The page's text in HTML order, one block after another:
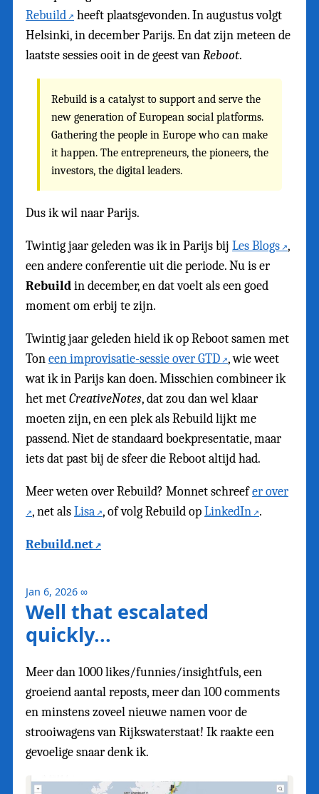
Rebuild
heeft plaatsgevonden. In augustus volgt
Helsinki, in december Parijs. En dat zijn meteen de
laatste sessies ooit in de geest vanReboot.
Rebuild is a catalyst to support and serve the
new generation of European social platforms.
Gathering the people in Europe who can make
it happen. The entrepreneurs, the pioneers, the
investors, the digital leaders.
Dus ik wil naar Parijs.
Twintig jaar geleden was ik in Parijs bij Les Blogs ,
een andere conferentie uit die periode. Nu is er
Rebuildin december, en dat voelt als een goed
moment om erbij te zijn.
Twintig jaar geleden hield ik op Reboot samen met
Toneen improvisatie-sessie over GTD , wie weet
wat ik in Parijs kan doen. Misschien combineer ik
het metCreativeNotes, dat zou dan wel klaar
moeten zijn, en een plek als Rebuild lijkt me
passend. Niet de standaard boekpresentatie, maar
iets dat past bij de sfeer die Reboot altijd had.
Meer weten over Rebuild? Monnet schreefer over
, net alsLisa , of volg Rebuild opLinkedIn .
Rebuild.net
Jan 6, 2026 ∞
Well that escalated
quickly...
Meer dan 1000 likes/funnies/insightfuls, een
groeiend aantal reposts, meer dan 100 comments
en minstens zoveel nieuwe namen voor de
strooiwagens van Rijkswaterstaat! Ik raakte een
gevoelige snaar denk ik.